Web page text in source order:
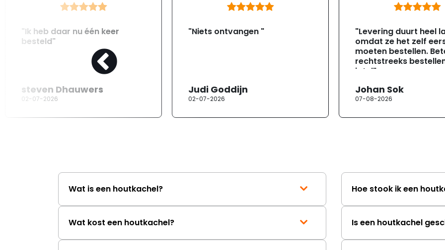
"Ik heb daar nu één keer
besteld"
steven Dhauwers
02-07-2026
"Niets ontvangen "
Judi Goddijn
02-07-2026
"Levering duurt heel
omdat ze het zelf
moeten bestellen.
rechtstreeks
jotul"
Johan Sok
07-08-2026
Wat is een houtkachel?
Wat kost een houtkachel?
Hoe stook ik een
Is een houtkachel